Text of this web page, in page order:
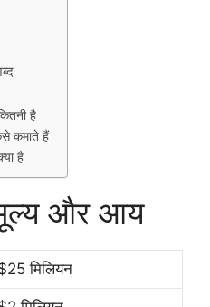
है
कमाते हैं
है
और आय
मिलियन